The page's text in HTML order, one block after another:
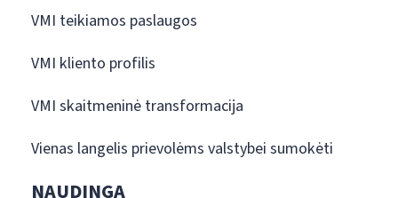
VMI teikiamos paslaugos
VMI kliento profilis
VMI skaitmeninė transformacija
Vienas langelis prievolėms valstybei sumokėti
NAUDINGA